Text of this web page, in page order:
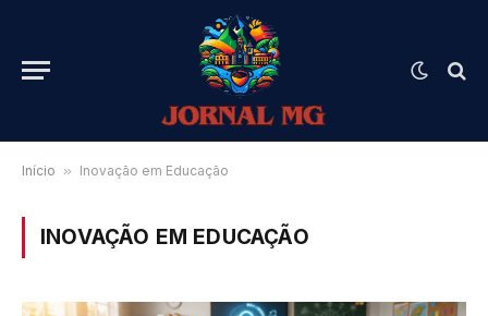
Início » Inovação em Educação
INOVAÇÃO EM EDUCAÇÃO